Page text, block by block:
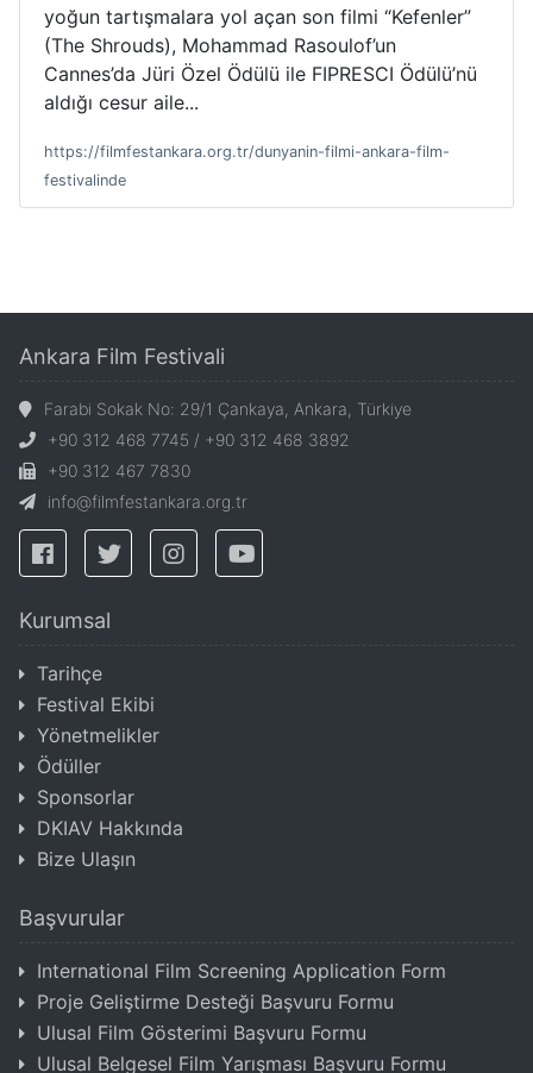
yoğun tartışmalara yol açan son filmi “Kefenler”
(The Shrouds), Mohammad Rasoulof’un
Cannes’da Jüri Özel Ödülü ile FIPRESCI Ödülü’nü
aldığı cesur aile...
https://filmfestankara.org.tr/dunyanin-filmi-ankara-film-
festivalinde
Ankara Film Festivali
Farabi Sokak No: 29/1 Çankaya, Ankara, Türkiye
+90 312 468 7745 / +90 312 468 3892
+90 312 467 7830
info@filmfestankara.org.tr
Kurumsal
Tarihçe
Festival Ekibi
Yönetmelikler
Ödüller
Sponsorlar
DKIAV Hakkında
Bize Ulaşın
Başvurular
International Film Screening Application Form
Proje Geliştirme Desteği Başvuru Formu
Ulusal Film Gösterimi Başvuru Formu
Ulusal Belgesel Film Yarışması Başvuru Formu